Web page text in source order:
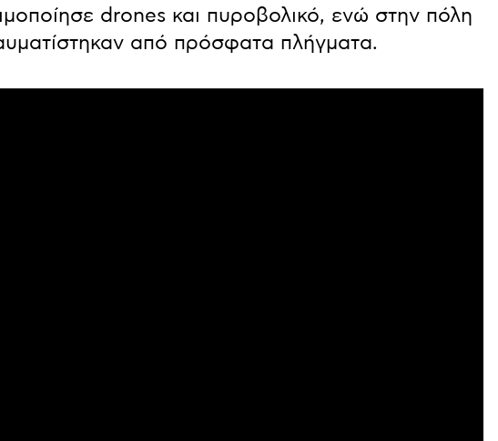
drones και πυροβολικό, ενώ στην πόλη
από πρόσφατα πλήγματα.